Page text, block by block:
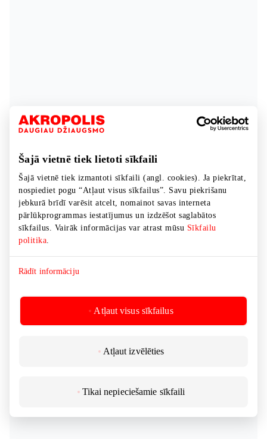
Šajā vietnē tiek lietoti sīkfaili
Šajā vietnē tiek izmantoti sīkfaili (angl. cookies). Ja piekrītat,
nospiediet pogu “Atļaut visus sīkfailus”. Savu piekrišanu
jebkurā brīdī varēsit atcelt, nomainot savas interneta
pārlūkprogrammas iestatījumus un izdzēšot saglabātos
sīkfailus. Vairāk informācijas var atrast mūsu Sīkfailu
politika
Rādīt informāciju
Atļaut visus sīkfailus
Atļaut izvēlēties
Tikai nepieciešamie sīkfaili